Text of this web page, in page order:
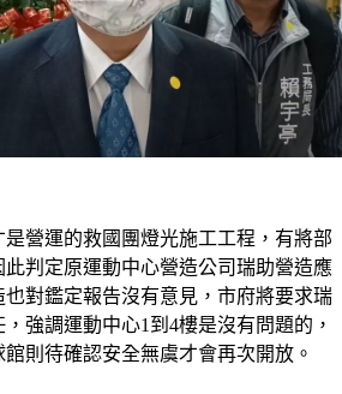
營運的救國團燈光施工工程，有將部
判定原運動中心營造公司瑞助營造應
對鑑定報告沒有意見，市府將要求瑞
強調運動中心1到4樓是沒有問題的，
則待確認安全無虞才會再次開放。